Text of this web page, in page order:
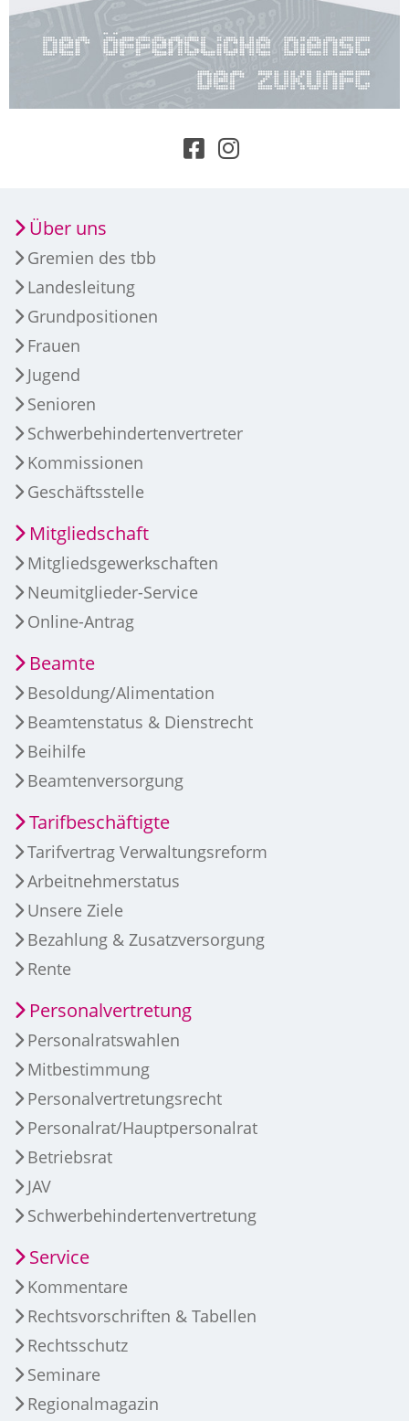
Über uns
Gremien des tbb
Landesleitung
Grundpositionen
Frauen
Jugend
Senioren
Schwerbehindertenvertreter
Kommissionen
Geschäftsstelle
Mitgliedschaft
Mitgliedsgewerkschaften
Neumitglieder-Service
Online-Antrag
Beamte
Besoldung/Alimentation
Beamtenstatus & Dienstrecht
Beihilfe
Beamtenversorgung
Tarifbeschäftigte
Tarifvertrag Verwaltungsreform
Arbeitnehmerstatus
Unsere Ziele
Bezahlung & Zusatzversorgung
Rente
Personalvertretung
Personalratswahlen
Mitbestimmung
Personalvertretungsrecht
Personalrat/Hauptpersonalrat
Betriebsrat
JAV
Schwerbehindertenvertretung
Service
Kommentare
Rechtsvorschriften & Tabellen
Rechtsschutz
Seminare
Regionalmagazin